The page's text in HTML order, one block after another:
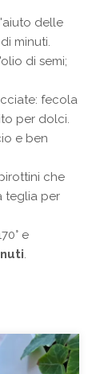
delle
minuti.
di semi;
fecola
per dolci.
e ben
che
teglia per
e
.